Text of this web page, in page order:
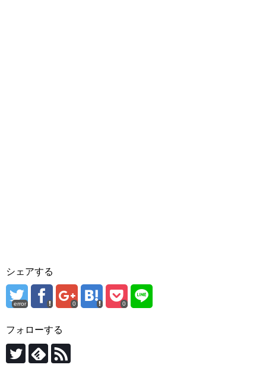
シェアする
error 0 0
フォローする